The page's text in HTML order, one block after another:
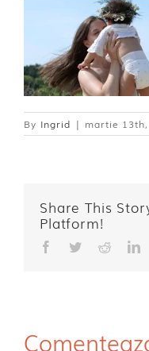
By Ingrid | martie
Share This
Platform!
Facebook
TwitterReddit